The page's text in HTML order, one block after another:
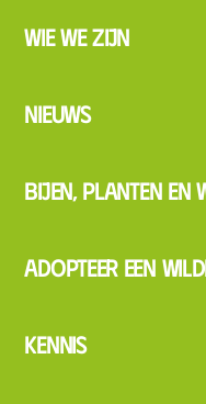
Wie we zijn
Nieuws
Bijen, planten en
Adopteer een
Kennis